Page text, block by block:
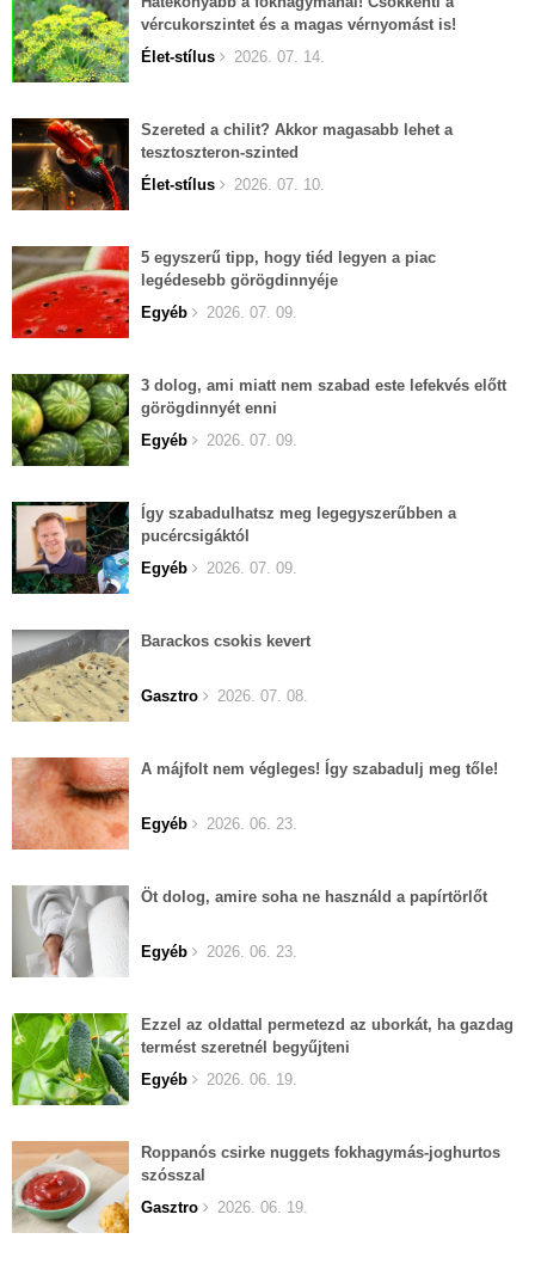
vércukorszintet és a magas vérnyomást is!
Élet-stílus
2026. 07. 14.
Szereted a chilit? Akkor magasabb lehet a
tesztoszteron-szinted
Élet-stílus
2026. 07. 10.
5 egyszerű tipp, hogy tiéd legyen a piac
legédesebb görögdinnyéje
Egyéb
2026. 07. 09.
3 dolog, ami miatt nem szabad este lefekvés előtt
görögdinnyét enni
Egyéb
2026. 07. 09.
Így szabadulhatsz meg legegyszerűbben a
pucércsigáktól
Egyéb
2026. 07. 09.
Barackos csokis kevert
Gasztro 2026. 07. 08.
A májfolt nem végleges! Így szabadulj meg tőle!
Egyéb 2026. 06. 23.
Öt dolog, amire soha ne használd a papírtörlőt
Egyéb 2026. 06. 23.
Ezzel az oldattal permetezd az uborkát, ha gazdag
termést szeretnél begyűjteni
Egyéb
2026. 06. 19.
Roppanós csirke nuggets fokhagymás-joghurtos
szósszal
Gasztro
2026. 06. 19.